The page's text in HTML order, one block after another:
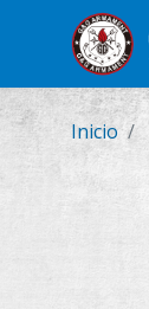
Inicio